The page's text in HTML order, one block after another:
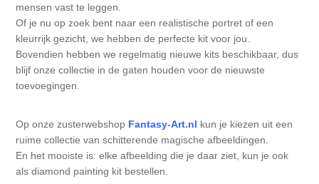
Stompkaarsen
Personen
Steampunk
60 bij 40 cm
Embossing
Foto's
Inkt
Lavinia Stamps
CraftEmotions
Distress
Art Journal 2025
Art Journal 2024
mensen vast te leggen.
Of je nu op zoek bent naar een realistische portret of een
kleurrijk gezicht, we hebben de perfecte kit voor jou.
Bovendien hebben we regelmatig nieuwe kits beschikbaar, dus
blijf onze collectie in de gaten houden voor de nieuwste
toevoegingen.
Op onze zusterwebshop Fantasy-Art.nl kun je kiezen uit een
ruime collectie van schitterende magische afbeeldingen.
En het mooiste is: elke afbeelding die je daar ziet, kun je ook
als diamond painting kit bestellen.